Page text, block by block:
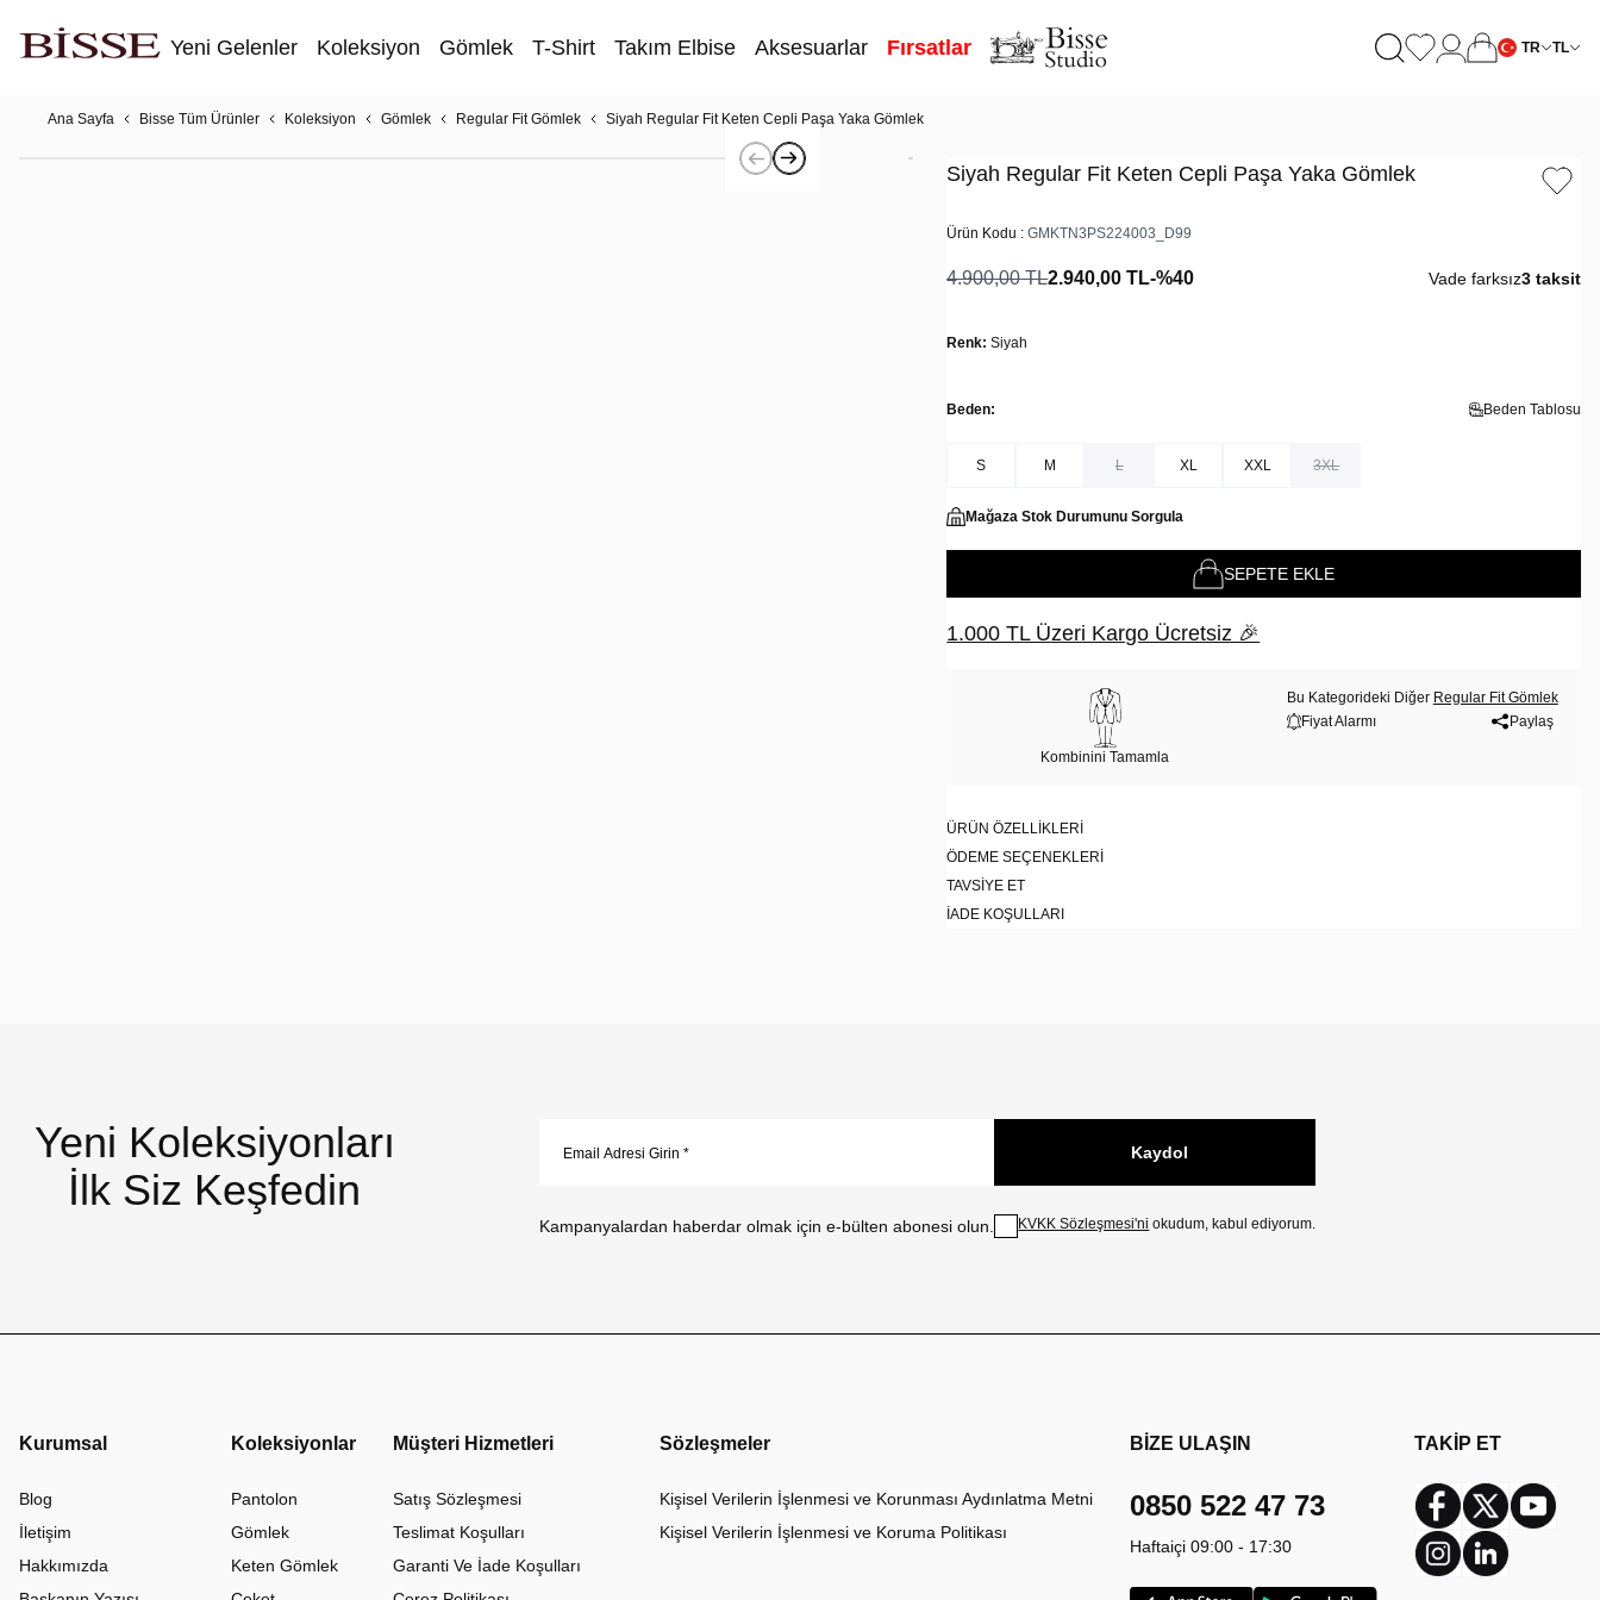
Yeni Gelenler Koleksiyon Gömlek T-Shirt Takım Elbise Aksesuarlar Fırsatlar TR TL
Ana Sayfa Bisse Tüm Ürünler Koleksiyon Gömlek Regular Fit Gömlek Siyah Regular Fit Keten Cepli Paşa Yaka Gömlek
Siyah Regular Fit Keten Cepli Paşa Yaka Gömlek
Ürün Kodu :GMKTN3PS224003_D99
4.900,00TL2.940,00 TL-%40 Vade farksız3 taksit
Renk:Siyah
Beden: Beden Tablosu
S M L XL XXL 3XL
Mağaza Stok Durumunu Sorgula
SEPETE EKLE
1.000 TL Üzeri Kargo Ücretsiz 🎉
Kombinini Tamamla
Bu Kategorideki Diğer Regular Fit Gömlek
Fiyat Alarmı
Paylaş
ÜRÜN ÖZELLIKLERI
ÖDEME SEÇENEKLERI
TAVSIYE ET
İADE KOŞULLARI
Yeni Koleksiyonları
İlk Siz Keşfedin
Kampanyalardan haberdar olmak için e-bülten abonesi olun.
Kaydol
KVKK Sözleşmesi'ni okudum, kabul ediyorum.
Kurumsal
Blog
İletişim
Hakkımızda
Koleksiyonlar
Pantolon
Gömlek
Keten Gömlek
Müşteri Hizmetleri
Satış Sözleşmesi
Teslimat Koşulları
Garanti Ve İade Koşulları
Sözleşmeler
Kişisel Verilerin İşlenmesi ve Korunması Aydınlatma Metni
Kişisel Verilerin İşlenmesi ve Koruma Politikası
BİZE ULAŞIN
0850 522 47 73
Haftaiçi 09:00 - 17:30
TAKİP ET
Facebook
Twitter
InstagramLinkedin